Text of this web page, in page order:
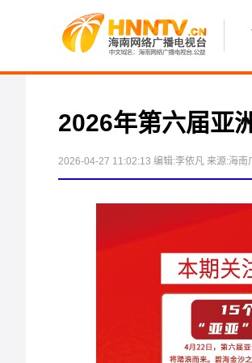
2026年第六届亚
2026-04-27 11:02:13 编辑:李依凡 来源:海南